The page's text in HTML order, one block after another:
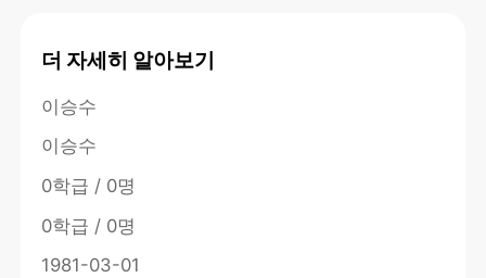
더 자세히 알아보기
이승수
이승수
0학급 / 0명
0학급 / 0명
1981-03-01